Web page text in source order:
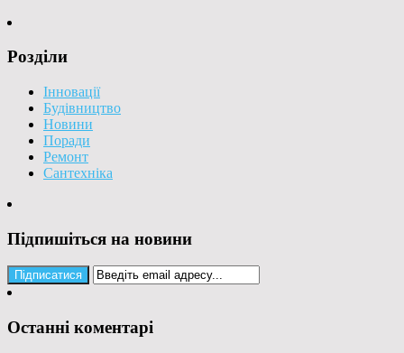
Розділи
Інновації
Будівництво
Новини
Поради
Ремонт
Сантехніка
Підпишіться на новини
Останні коментарі